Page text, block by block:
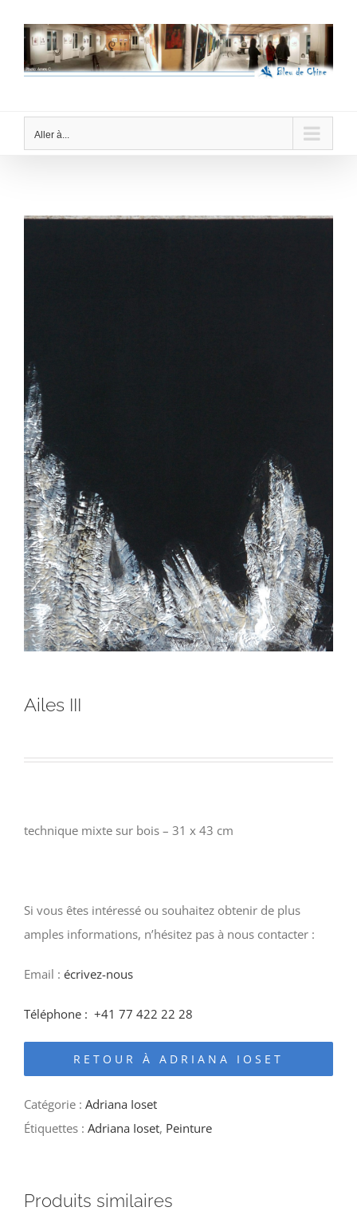
contenu
Aller à...
Ailes III
technique mixte sur bois – 31 x 43 cm
Si vous êtes intéressé ou souhaitez obtenir de plus
amples informations, n’hésitez pas à nous contacter :
Email : écrivez-nous
Téléphone : +41 77 422 22 28
RETOUR À ADRIANA IOSET
Catégorie : Adriana Ioset
Étiquettes : Adriana Ioset, Peinture
Produits similaires